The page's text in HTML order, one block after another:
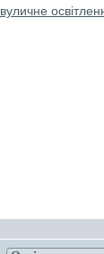
вуличне